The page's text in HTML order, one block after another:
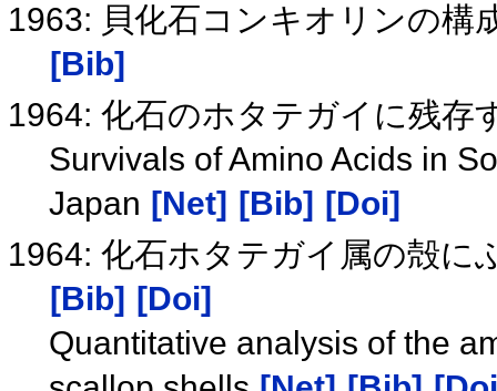
1963: 貝化石コンキオリンの
[Bib]
1964: 化石のホタテガイに残存
Survivals of Amino Acids in
Japan [Net] [Bib]
[Doi]
1964: 化石ホタテガイ属の殻
[Bib]
[Doi]
Quantitative analysis of the